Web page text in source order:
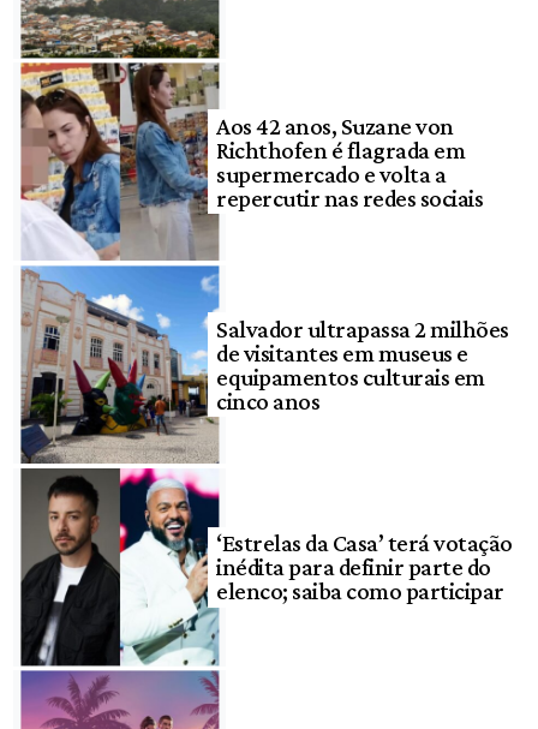
Aos 42 anos, Suzane von
Richthofen é flagrada em
supermercado e volta a
repercutir nas redes sociais
Salvador ultrapassa 2 milhões
de visitantes em museus e
equipamentos culturais em
cinco anos
‘Estrelas da Casa’ terá votação
inédita para definir parte do
elenco; saiba como participar